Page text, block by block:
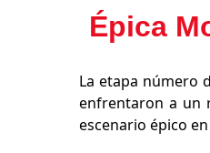
Épica
La etapa número
enfrentaron a un
escenario épico